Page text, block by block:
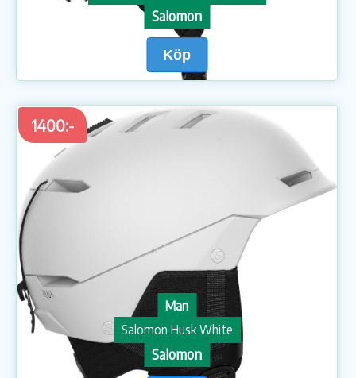
Salomon
Köp
1400:-
Man
Salomon Husk White
Salomon